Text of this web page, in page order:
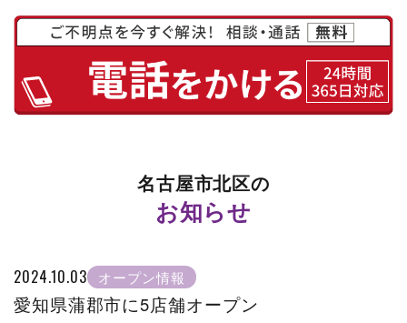
名古屋市北区の
お知らせ
2024.10.03 オープン情報
愛知県蒲郡市に5店舗オープン